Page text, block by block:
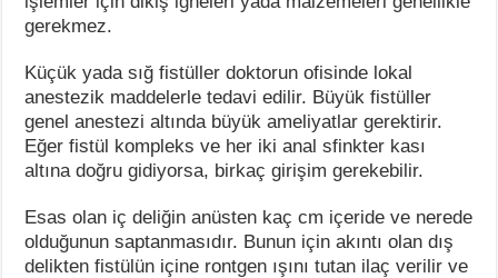
gerekmez.
Küçük yada sığ fistüller doktorun ofisinde lokal
anestezik maddelerle tedavi edilir. Büyük fistüller
genel anestezi altında büyük ameliyatlar gerektirir.
Eğer fistül kompleks ve her iki anal sfinkter kası
altına doğru gidiyorsa, birkaç girişim gerekebilir.
Esas olan iç deliğin anüsten kaç cm içeride ve nerede
olduğunun saptanmasıdır. Bunun için akıntı olan dış
delikten fistülün içine rontgen ışını tutan ilaç verilir ve